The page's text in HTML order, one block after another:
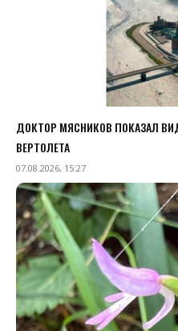
ДОКТОР МЯСНИКОВ ПОКАЗАЛ
ВЕРТОЛЕТА
07.08.2026, 15:27